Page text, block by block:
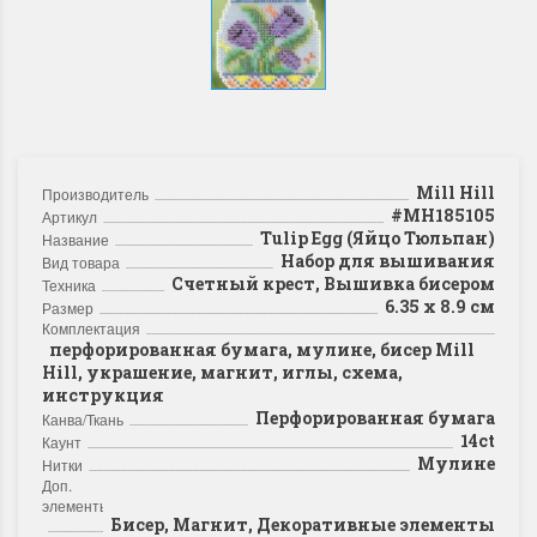
Производитель Mill Hill
Артикул #MH185105
Название Tulip Egg (Яйцо Тюльпан)
Вид товара Набор для вышивания
Техника Счетный крест, Вышивка бисером
Размер 6.35 x 8.9 см
Комплектация
перфорированная бумага, мулине, бисер Mill
Hill, украшение, магнит, иглы, схема,
инструкция
Канва/Ткань Перфорированная бумага
Каунт 14ct
Нитки Мулине
Доп.
элементы
Бисер, Магнит, Декоративные элементы